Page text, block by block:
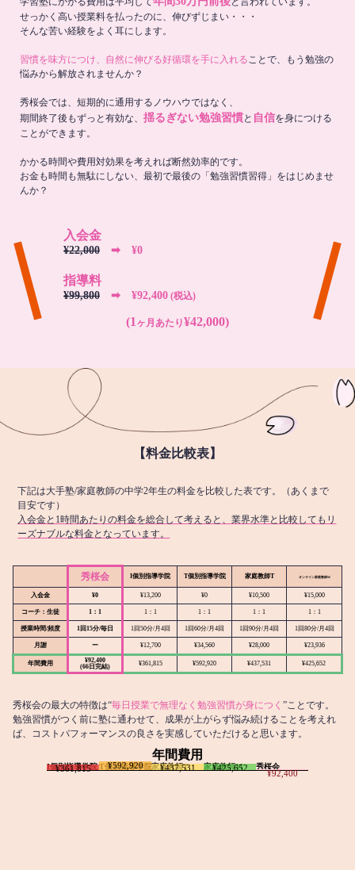
せっかく高い授業料を払ったのに、伸びずじまい・・・
そんな苦い経験をよく耳にします。
習慣を味方につけ、自然に伸びる好循環を手に入れることで、もう勉強の
悩みから解放されませんか？
秀桜会では、短期的に通用するノウハウではなく、
期間終了後もずっと有効な、 揺るぎない勉強習慣と 自信を身につける
ことができます。
かかる時間や費用対効果を考えれば断然効率的です。
お金も時間も無駄にしない、最初で最後の「勉強習慣習得」をはじめませ
んか？
入会金
¥22,000 ➡︎ ¥0
指導料
¥99,800 ➡︎ ¥92,400 (税込)
(1 ヶ月あたり¥42,000)
【料金比較表】
下記は大手塾/家庭教師の中学2年生の料金を比較した表です。（あくまで
目安です）
入会金と1時間あたりの料金を総合して考えると、業界水準と比較してもリ
ーズナブルな料金となっています。
秀桜会 I個別指導学院 T個別指導学院 家庭教師T オンライン家庭教師M
入会金 ¥0 ¥13,200 ¥0 ¥10,500 ¥15,000
コーチ：生徒 1：1 1：1 1：1 1：1 1：1
授業時間/頻度 1回15分/毎日 1回50分/月4回 1回60分/月4回 1回90分/月4回 1回80分/月4回
月謝 ー ¥12,700 ¥34,560 ¥28,000 ¥23,936
年間費用
¥92,400
(66日完結)
¥361,815 ¥592,920 ¥437,531 ¥425,652
秀桜会の最大の特徴は“毎日授業で無理なく勉強習慣が身につく ”ことです。
勉強習慣がつく前に塾に通わせて、成果が上がらず悩み続けることを考えれ
ば、コストパフォーマンスの良さを実感していただけると思います。
年間費用
I個別指導学院
¥361,815 T個別指導学院
¥592,920 家庭教師T
¥437,531 家庭教師M
¥425,652 秀桜会
¥92,400